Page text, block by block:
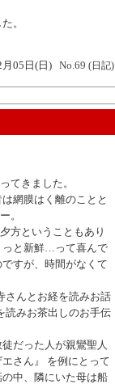
。
05日(日) No.69 (日記)
てきました。
網膜はく離のことと
。
方ということもあり
っと新鮮…って喜んで
すが、時間がなくて
さんとお経を読みお話
読みお茶出しのお手伝
だった人が親鸞聖人
さん』 を例にとって
中、隣にいた母は船